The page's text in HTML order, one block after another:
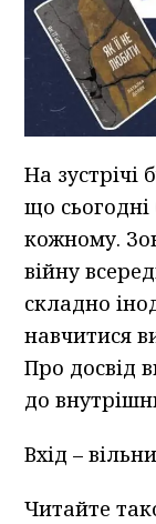
На зустрічі
що сьогодні
кожному.
війну
складно
навчитися
Про досвід
до
Вхід –
Читайте